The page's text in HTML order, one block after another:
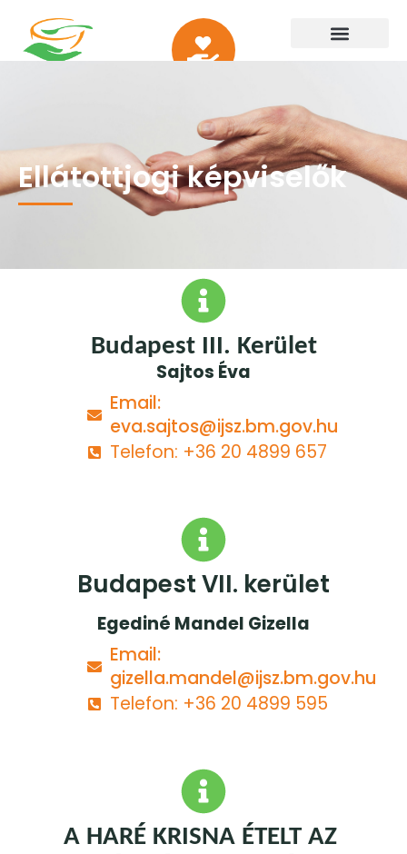
Ellátottjogi képviselők
Budapest III. Kerület
Sajtos Éva
Email:
eva.sajtos@ijsz.bm.gov.hu
Telefon: +36 20 4899 657
Budapest VII. kerület
Egediné Mandel Gizella
Email:
gizella.mandel@ijsz.bm.gov.hu
Telefon: +36 20 4899 595
A HARÉ KRISNA ÉTELT AZ